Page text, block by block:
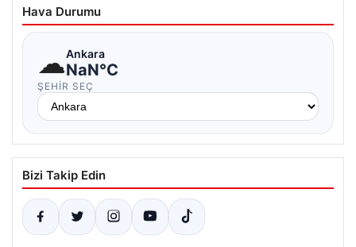
Hava Durumu
☁Ankara
NaN°C
ŞEHIR SEÇ
Bizi Takip Edin